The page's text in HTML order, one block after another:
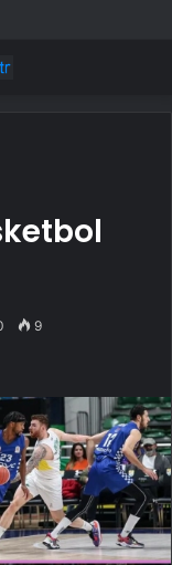
yapıldı
9